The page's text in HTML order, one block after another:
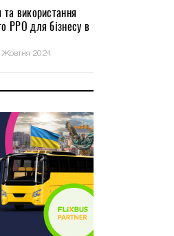
та використання
РРО для бізнесу в
Жовтня 2024